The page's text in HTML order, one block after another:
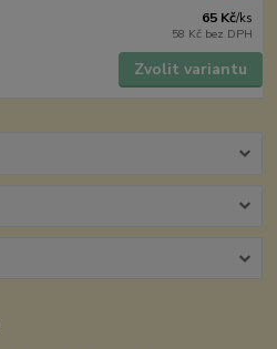
65 Kč/ks
58 Kč bez DPH
Zvolit variantu